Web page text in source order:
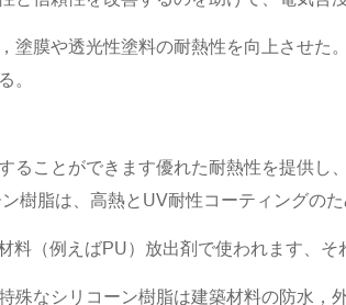
塗膜や透光性塗料の耐熱性を向上させ
。
ることができます優れた耐熱性を提供
樹脂は、高熱とUV耐性コーティングのた
（例えばPU）放出剤で使われます、
なシリコーン樹脂は建築材料の防水，